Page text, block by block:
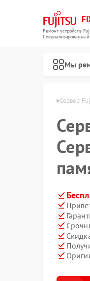
Ремонт устройств
Мы
Сервер